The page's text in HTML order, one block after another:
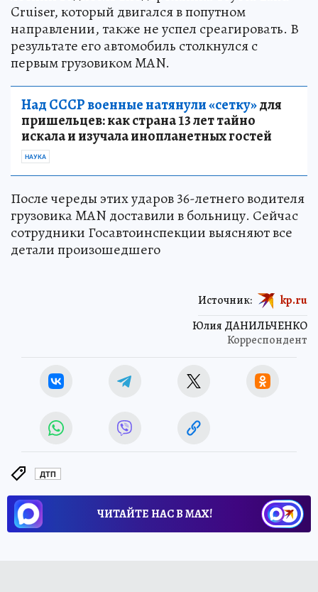
Cruiser, который двигался в попутном
направлении, также не успел среагировать. В
результате его автомобиль столкнулся с
первым грузовиком MAN.
Над СССР военные натянули «сетку»для
пришельцев: как страна 13 лет тайно
искала и изучала инопланетных гостей
НАУКА
После череды этих ударов 36-летнего водителя
грузовика MAN доставили в больницу. Сейчас
сотрудники Госавтоинспекции выясняют все
детали произошедшего
Юлия ДАНИЛЬЧЕНКО
Корреспондент
Источник: kp.ru
ДТП
ЧИТАЙТЕ НАС В МАХ!